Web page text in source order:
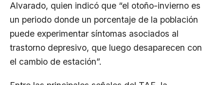
Alvarado, quien indicó que “el otoño-invierno es
un periodo donde un porcentaje de la población
puede experimentar síntomas asociados al
trastorno depresivo, que luego desaparecen con
el cambio de estación”.